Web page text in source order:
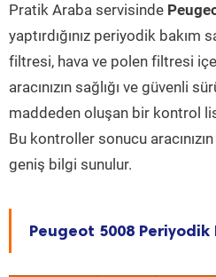
Pratik Araba servisinde
yaptırdığınız periyodik bakım
filtresi, hava ve polen filtresi
aracınızın sağlığı ve güvenli
maddeden oluşan bir kontrol
Bu kontroller sonucu
geniş bilgi sunulur.
Peugeot 5008 Periyodik